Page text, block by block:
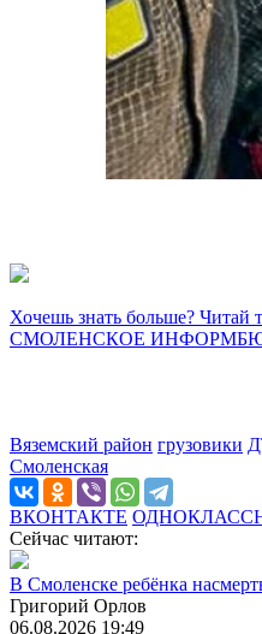
Хочешь знать больше? Читай
СМОЛЕНСКОЕ
Вяземский район грузовики
Смоленская
ВКОНТАКТЕ
Сейчас читают:
В Смоленске ребёнка
Григорий Орлов
06.08.2026 19:49